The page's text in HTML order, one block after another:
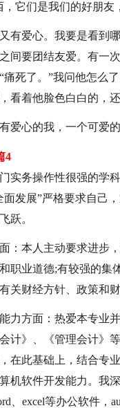
，它们是我们的好朋
有爱心。我要是看到
间要团结友爱。有一
痛死了。”我问他怎么
看着他脸色白白的，
爱心的我，一个可爱的
4
实务操作性很强的学
面发展”严格要求自己
跃。
：本人主动要求进步
职业道德;有较强的集
关财经方针、政策和
力方面：热爱本专业
计》、《管理会计》
在此基础上，结合专
机软件开发能力。我
、excel等办公软件，